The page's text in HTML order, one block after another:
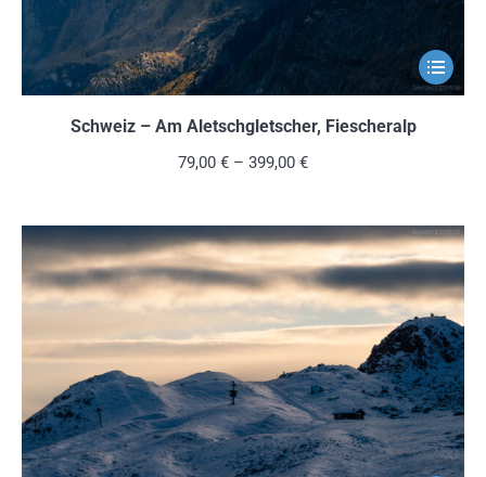
Dieses
Produkt
Die
Optionen
können
auf
der
gewählt
werden
Schweiz – Am Aletschgletscher, Fiescheralp
79,00 € – 399,00 €